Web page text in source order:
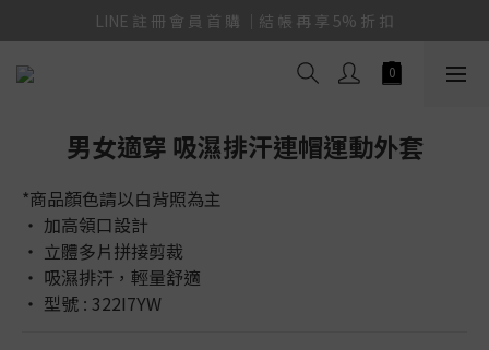
LINE 註 冊 會 員 首 購 ｜結 帳 再 享 5% 折 扣
男女適穿 吸濕排汗連帽運動外套
*商品顏色請以白背照為主
‧ 加高領口設計
‧ 立體多片拼接剪裁
‧ 吸濕排汗，輕量舒適
‧ 型號 : 322I7YW